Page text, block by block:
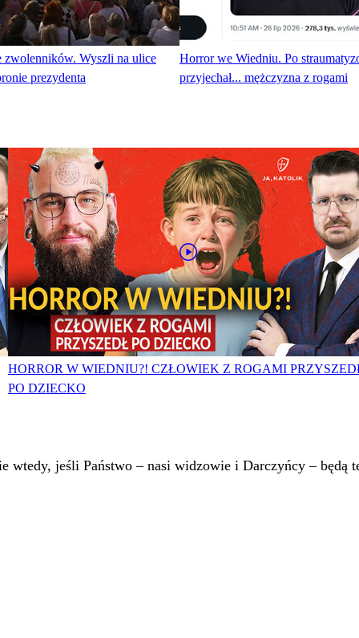
zwolenników. Wyszli na ulice
prezydenta
Horror we Wiedniu. Po
przyjechał... mężczyzna z rogami
HORROR W WIEDNIU?! CZŁOWIEK Z ROGAMI
PO DZIECKO
wtedy, jeśli Państwo – nasi widzowie i Darczyńcy – będą